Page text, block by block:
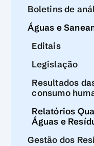
Boletins de
Águas e
Editais
Legislação
Resultados
consumo
Relatórios
Águas e
Gestão dos